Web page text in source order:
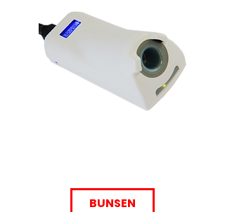
BUNSEN